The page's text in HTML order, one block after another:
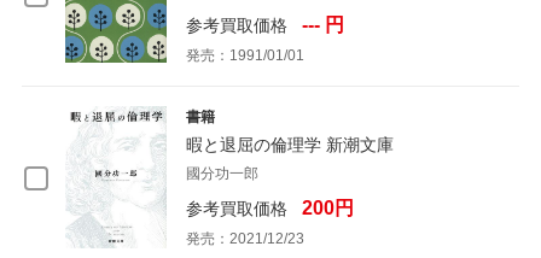
参考買取価格 --- 円
発売：1991/01/01
書籍
暇と退屈の倫理学 新潮文庫
國分功一郎
参考買取価格 200円
発売：2021/12/23